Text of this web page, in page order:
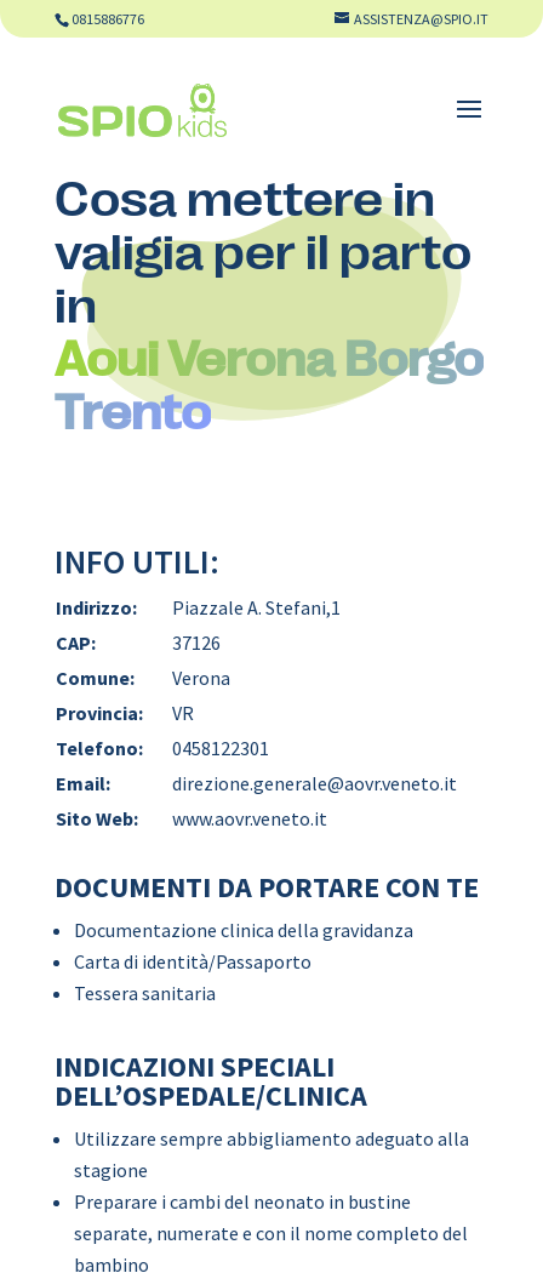
0815886776 ASSISTENZA@SPIO.IT
Cosa mettere in
valigia per il parto
in
Aoui Verona Borgo
Trento
INFO UTILI:
Indirizzo:
Piazzale A. Stefani,1
CAP:
37126
Comune:
Verona
Provincia:
VR
Telefono:
0458122301
Email:
direzione.generale@aovr.veneto.it
Sito Web:
www.aovr.veneto.it
DOCUMENTI DA PORTARE CON TE
Documentazione clinica della gravidanza
Carta di identità/Passaporto
Tessera sanitaria
INDICAZIONI SPECIALI
DELL’OSPEDALE/CLINICA
Utilizzare sempre abbigliamento adeguato alla
stagione
Preparare i cambi del neonato in bustine
separate, numerate e con il nome completo del
bambino